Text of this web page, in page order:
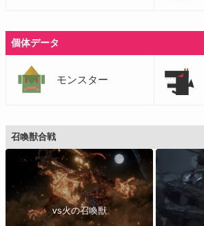
個体データ
モンスター
召喚獣合戦
vs火の召喚獣